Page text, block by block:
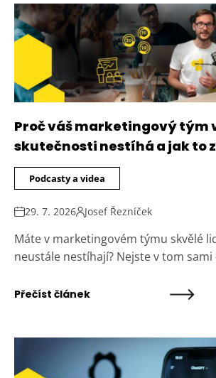
Proč váš marketingový tým
skutečnosti nestíhá a jak to
Podcasty a videa
29. 7. 2026 Josef Řezníček
Máte v marketingovém týmu skvělé
neustále nestíhají? Nejste v tom sami
Přečíst článek